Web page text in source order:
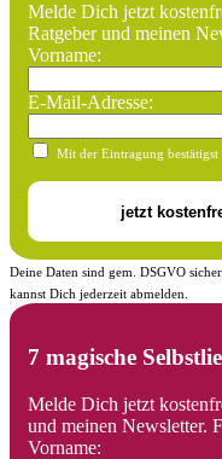
Melde Dich jetzt
Ratgeber und meinen
Vorname:
E-Mail-Adresse:
Mit der Eintragung bestätigst
Deine Daten sind gem. DSGVO
kannst Dich jederzeit abmelden.
7 magische
Melde Dich jetzt
und meinen Newsletter.
Vorname: